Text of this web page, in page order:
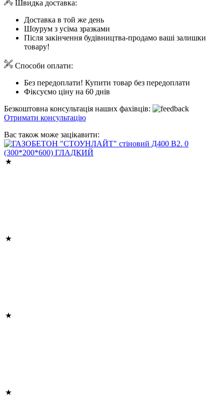
Швидка доставка:
Доставка в той же день
Шоурум з усіма зразками
Після закінчення будівництва-продамо ваші залишки
товару!
Способи оплати:
Без передоплати! Купити товар без передоплати
Фіксуємо ціну на 60 днів
Безкоштовна консультація наших фахівців:
Отримати консультацію
Вас також може зацікавити: